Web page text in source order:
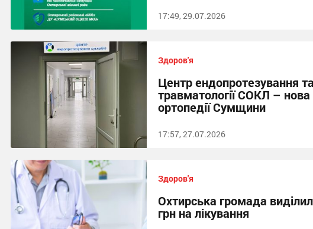
17:49, 29.07.2026
Здоров'я
Центр ендопротезування та
травматології СОКЛ –
ортопедії Сумщини
17:57, 27.07.2026
Здоров'я
Охтирська громада
грн на лікування